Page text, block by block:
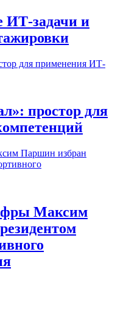
и
простор для
Максим